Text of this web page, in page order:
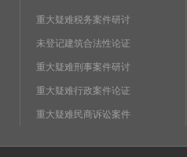
重大疑难税务案件研讨
未登记建筑合法性论证
重大疑难刑事案件研讨
重大疑难行政案件论证
重大疑难民商诉讼案件